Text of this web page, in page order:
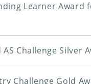
Learner Award
Challenge Silver
Challenge Gold